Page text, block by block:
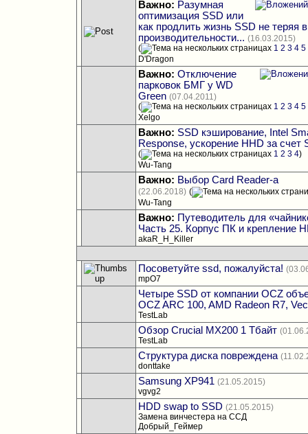
Важно: Разумная
оптимизация SSD или
как продлить жизнь SSD не теряя в
производительности... (16.03.2015)
(
1 2 3 4 5
D'Dragon
Важно: Отключение
парковок БМГ у WD
Green (07.04.2011)
(
1 2 3 4 5
Xelgo
Важно: SSD кэширование, Intel
Response, ускорение HHD за счет
( 1 2 3 4)
Wu-Tang
Важно: Выбор Card Reader-а
(22.06.2018) (
Wu-Tang
Важно: Путеводитель для
Часть 25. Корпус ПК и крепление
akaR_H_Killer
Посоветуйте ssd, пожалуйста!
mpO7
Четыре SSD от компании OCZ
OCZ ARC 100, AMD Radeon R7,
TestLab
Обзор Crucial MX200 1 Тбайт
TestLab
Структура диска повреждена
donttake
Samsung XP941 (21.05.2015)
vgvg2
HDD swap to SSD (21.05.2015)
Замена винчестера на ССД
Добрый_Геймер